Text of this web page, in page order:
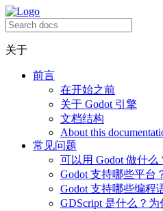
关于
前言
在开始之前
关于 Godot 引擎
文档结构
About this
常见问题
可以用 Godot 做什
Godot 支持哪些平台
Godot 支持哪些编程
GDScript 是什么？为